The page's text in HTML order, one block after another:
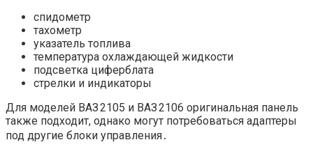
спидометр
тахометр
указатель топлива
температура охлаждающей жидкости
подсветка циферблата
стрелки и индикаторы
Для моделей ВАЗ 2105 и ВАЗ 2106 оригинальная панель
также подходит, однако могут потребоваться адаптеры
под другие блоки управления․